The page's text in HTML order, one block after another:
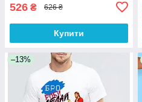
526 ₴ 626 ₴
Купити
–13%